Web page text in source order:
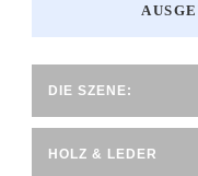
DIE SZENE:
HOLZ & LEDER